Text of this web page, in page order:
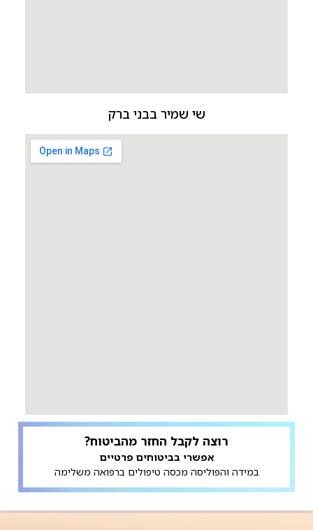
שי שמיר בבני ברק
רוצה לקבל החזר מהביטוח?
אפשרי בביטוחים פרטיים
במידה והפוליסה מכסה טיפולים ברפואה משלימה